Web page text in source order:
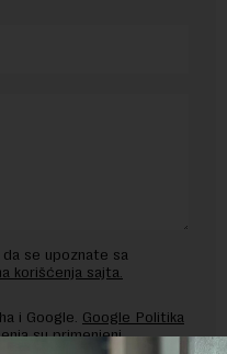
se upoznate sa
korišćenja sajta.
i Google. Google Politika
su primenjeni.